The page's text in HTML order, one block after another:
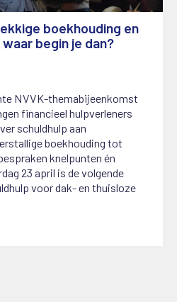
boekhouding en
begin je dan?
NVVK-themabijeenkomst
financieel hulpverleners
schuldhulp aan
boekhouding tot
knelpunten én
23 april is de volgende
voor dak- en thuisloze